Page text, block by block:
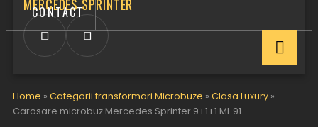
CONTACT
MERCEDES SPRINTER
Home » Categorii transformari Microbuze » Clasa Luxury »
Carosare microbuz Mercedes Sprinter 9+1+1 ML 91